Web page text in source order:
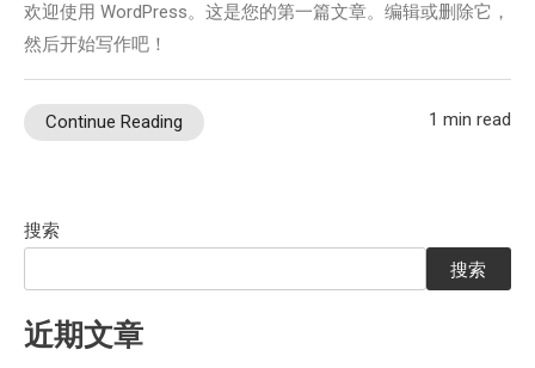
欢迎使用 WordPress。这是您的第一篇文章。编辑或删除它，
然后开始写作吧！
Continue Reading 1 min read
搜索
搜索
近期文章